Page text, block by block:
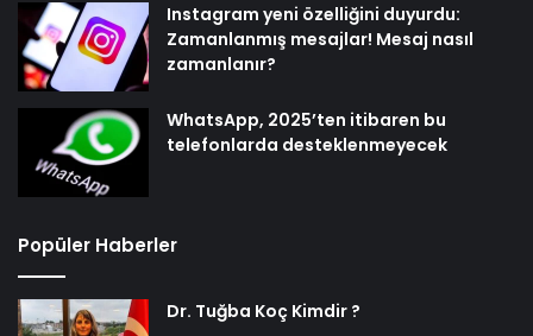
Instagram yeni özelliğini duyurdu:
Zamanlanmış mesajlar! Mesaj nasıl
zamanlanır?
WhatsApp, 2025’ten itibaren bu
telefonlarda desteklenmeyecek
Popüler Haberler
Dr. Tuğba Koç Kimdir ?